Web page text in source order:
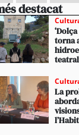
destacat
torna
La